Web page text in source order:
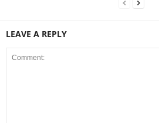
LEAVE A REPLY